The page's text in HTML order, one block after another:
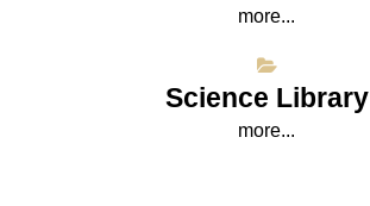
more...
Science Library
more...